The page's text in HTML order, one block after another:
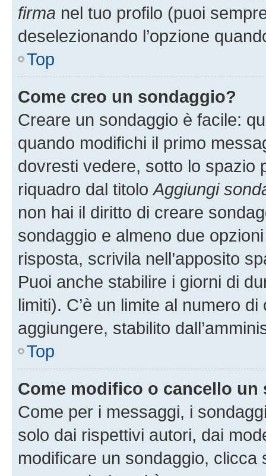
firma nel tuo profilo (puoi
deselezionando l’opzione
Top
Come creo un sondaggio?
Creare un sondaggio è facile:
quando modifichi il primo
dovresti vedere, sotto lo spazio
riquadro dal titoloAggiungi
non hai il diritto di creare
sondaggio e almeno due
risposta, scrivila nell’apposito
Puoi anche stabilire i giorni di
limiti). C’è un limite al numero
aggiungere, stabilito
Top
Come modifico o cancello un
Come per i messaggi, i
solo dai rispettivi autori, dai
modificare un sondaggio,